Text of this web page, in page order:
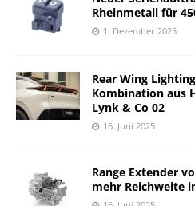
Rheinmetall für
1. Dezember 2025
Rear Wing
Kombination aus
Lynk & Co 02
16. Juni 2025
Range Extender
mehr Reichweite